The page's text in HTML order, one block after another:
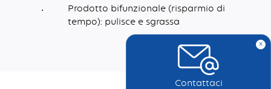
Prodotto bifunzionale (risparmio di
tempo): pulisce e sgrassa
x
Contattaci